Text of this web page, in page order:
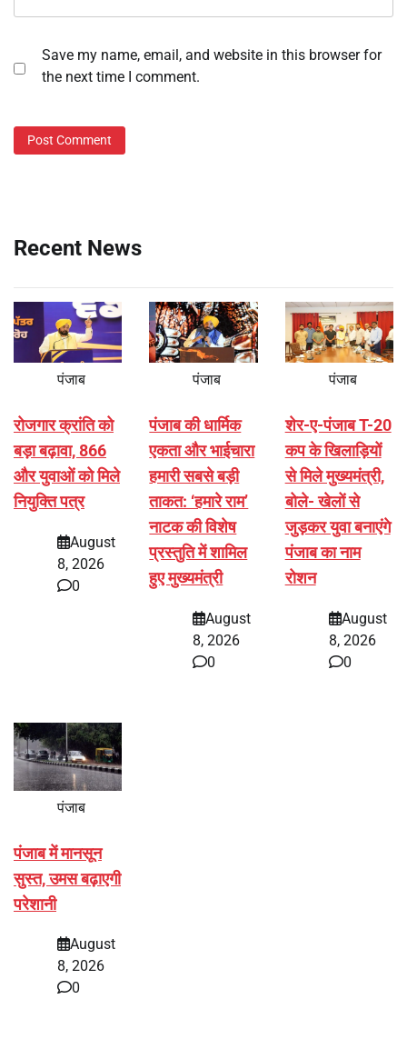
Save my name, email, and website in this browser for
the next time I comment.
Recent News
पंजाब
रोजगार क्रांति को
बड़ा बढ़ावा, 866
और युवाओं को मिले
नियुक्ति पत्र
August
8, 2026
0
पंजाब
पंजाब की धार्मिक
एकता और भाईचारा
हमारी सबसे बड़ी
ताकत: ‘हमारे राम’
नाटक की विशेष
प्रस्तुति में शामिल
हुए मुख्यमंत्री
August
8, 2026
0
पंजाब
शेर-ए-पंजाब T-20
कप के खिलाड़ियों
से मिले मुख्यमंत्री,
बोले- खेलों से
जुड़कर युवा बनाएंगे
पंजाब का नाम
रोशन
August
8, 2026
0
पंजाब
पंजाब में मानसून
सुस्त, उमस बढ़ाएगी
परेशानी
August
8, 2026
0